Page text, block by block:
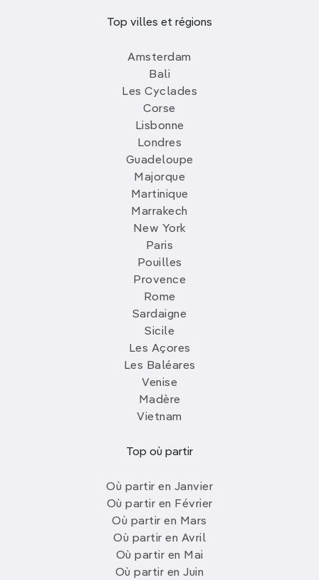
Top villes et régions
Amsterdam
Bali
Les Cyclades
Corse
Lisbonne
Londres
Guadeloupe
Majorque
Martinique
Marrakech
New York
Paris
Pouilles
Provence
Rome
Sardaigne
Sicile
Les Açores
Les Baléares
Venise
Madère
Vietnam
Top où partir
Où partir en Janvier
Où partir en Février
Où partir en Mars
Où partir en Avril
Où partir en Mai
Où partir en Juin